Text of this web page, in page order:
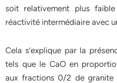
soit relativement plus
réactivité intermédiaire avec
Cela s’explique par la
tels que le CaO en
aux fractions 0/2 de granite